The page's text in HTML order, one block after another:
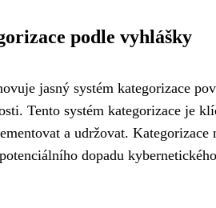
podle vyhlášky
jasný systém kategorizace
Tento systém kategorizace je
a udržovat. Kategorizace
dopadu